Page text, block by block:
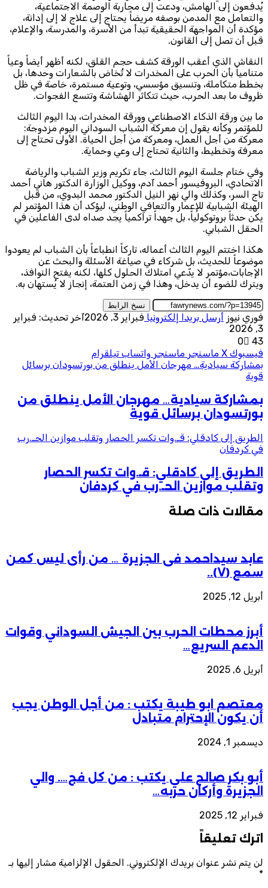
يُدفعون إلى الهامش، ودعت إلى محاربة الوصمة الاجتماعية،
والتعامل مع المدمن بوصفه مريضاً يحتاج إلى علاج لا إلى إدانة،
مؤكدة أن المواجهة الحقيقية تبدأ من الأسرة، والمدرسة، والإعلام،
قبل أن تصل إلى القانون.
النقاش الذي أعقب الورقة كشف حجم القلق، لكنه أظهر أيضاً وعياً
متنامياً بأن الحرب على المخدرات لا تُخاض بالشعارات وحدها، بل
بخطط متكاملة، وتنسيق مؤسسي، وتوعية مستمرة، خاصة في ظل
ظروف ما بعد الحرب، حيث تتكاثر الهشاشة وتتسع الفجوات.
ما بين ورقة الذكاء الاصطناعي وورقة المخدرات، بدا اليوم الثالث
للمؤتمر وكأنه يقول إن معركة الشباب السوداني اليوم مزدوجة:
معركة من أجل العمل، ومعركة من أجل الحياة. الأولى تحتاج إلى
معرفة وتخطيط، والثانية تحتاج إلى وعي وحماية.
وفي ختام جلسة اليوم الثالث، جاء تكريم وزير الشباب والرياضة
الاتحادي، البروفيسور أحمد آدم، ووكيل الوزارة الدكتور هاني أحمد
تاج السر، وكذلك والي نهر النيل الدكتور محمد البدوي، من قبل
الهيئة الشبابية للإعمار والتعافي الوطني، ليؤكد أن هذا المؤتمر لم
يكن حدثاً بروتوكولياً، بل جهداً تراكمياً يجد صداه لدى الفاعلين في
الحقل الشبابي.
هكذا اختتم اليوم الثالث أعماله، تاركاً انطباعاً بأن الشباب لم يعودوا
موضوعاً للحديث، بل شركاء في صياغة الأسئلة والبحث عن
الإجابات،مؤتمر لا يدّعي امتلاك الحلول كلها، لكنه يفتح النوافذ،
ويترك للضوء أن يدخل، وهذا في زمن العتمة، إنجاز لا يُستهان به.
نسخ الرابط
فوري نيوز أرسل بريدا إلكترونيا فبراير 3, 2026
آخر تحديث: فبراير
3, 2026
0
43
فيسبوك ‫X ماسنجر ماسنجر واتساب تيلقرام
بمشاركة سيادية… مهرجان الأمل ينطلق من بورتسودان برسائل
قوية
بمشاركة سيادية… مهرجان الأمل ينطلق من
بورتسودان برسائل قوية
الطريق إلى كادقلي: قـ.وات تكسر الحصار وتقلب موازين الحـ.رب
في كردفان
الطريق إلى كادقلي: قـ.وات تكسر الحصار
وتقلب موازين الحـ.رب في كردفان
مقالات ذات صلة
عابد سيداحمد فى الجزيرة … من رأى ليس كمن
سمع (٧)..
أبريل 12, 2025
أبرز محطات الحرب بين الجيش السوداني وقوات
الدعم السريع…
أبريل 6, 2025
معتصم ابو طيبة يكتب : من أجل الوطن يجب
أن يكون الإحترام متبادل
ديسمبر 1, 2024
أبو بكر صالح علي يكتب : من كل فج…. والي
الجزيرة وأركان حربه…
فبراير 12, 2025
اترك تعليقاً
لن يتم نشر عنوان بريدك الإلكتروني. الحقول الإلزامية مشار إليها بـ
*